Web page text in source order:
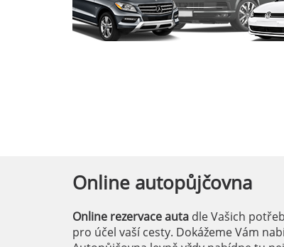
Online autopůjčovna
Online rezervace auta dle Vašich
pro účel vaší cesty. Dokážeme Vám